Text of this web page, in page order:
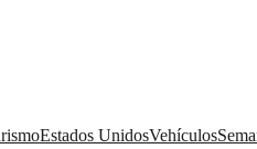
Estados UnidosVehículos